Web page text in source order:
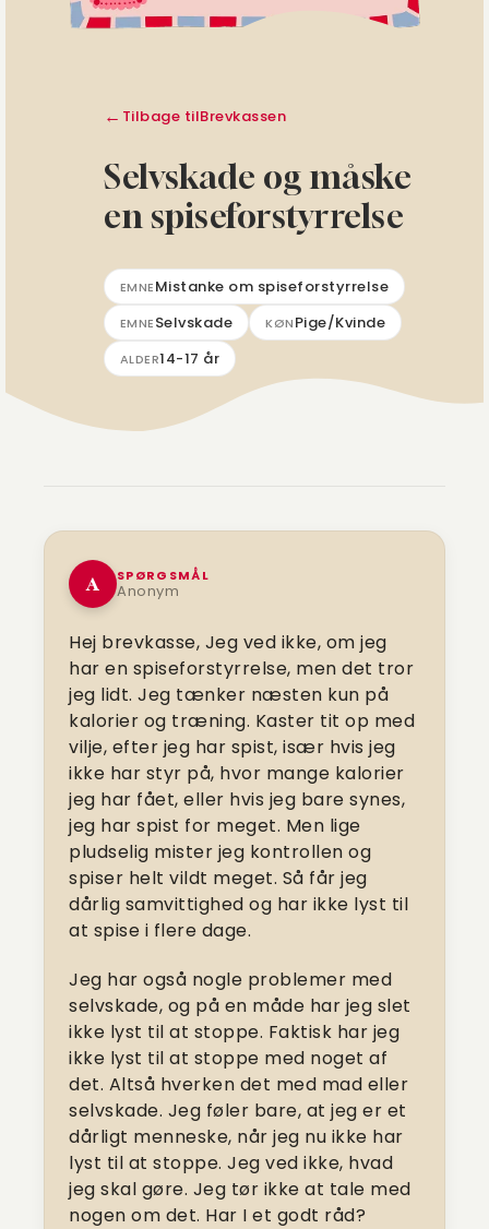
Tilbage tilBrevkassen
Selvskade og måske
en spiseforstyrrelse
EMNEMistanke om spiseforstyrrelse
EMNESelvskade KØNPige/Kvinde
ALDER14-17 år
A SPØRGSMÅL
Anonym
Hej brevkasse, Jeg ved ikke, om jeg
har en spiseforstyrrelse, men det tror
jeg lidt. Jeg tænker næsten kun på
kalorier og træning. Kaster tit op med
vilje, efter jeg har spist, især hvis jeg
ikke har styr på, hvor mange kalorier
jeg har fået, eller hvis jeg bare synes,
jeg har spist for meget. Men lige
pludselig mister jeg kontrollen og
spiser helt vildt meget. Så får jeg
dårlig samvittighed og har ikke lyst til
at spise i flere dage.
Jeg har også nogle problemer med
selvskade, og på en måde har jeg slet
ikke lyst til at stoppe. Faktisk har jeg
ikke lyst til at stoppe med noget af
det. Altså hverken det med mad eller
selvskade. Jeg føler bare, at jeg er et
dårligt menneske, når jeg nu ikke har
lyst til at stoppe. Jeg ved ikke, hvad
jeg skal gøre. Jeg tør ikke at tale med
nogen om det. Har I et godt råd?